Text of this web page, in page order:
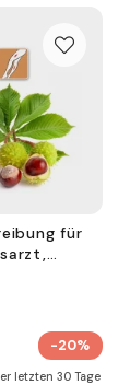
für
und
75 ml
-20%
letzten 30 Tage